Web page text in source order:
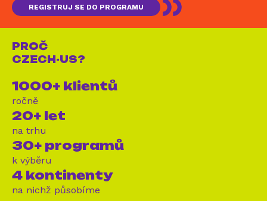
REGISTRUJ SE DO PROGRAMU
PROČ
CZECH-US?
1000+ klientů
ročně
20+ let
na trhu
30+ programů
k výběru
4 kontinenty
na nichž působíme